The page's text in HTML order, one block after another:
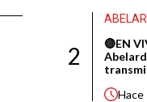
2
🔴EN
Hace